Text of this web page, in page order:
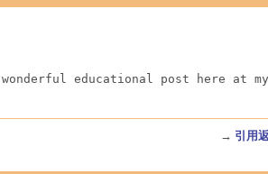
educational post here at my
→ 引用